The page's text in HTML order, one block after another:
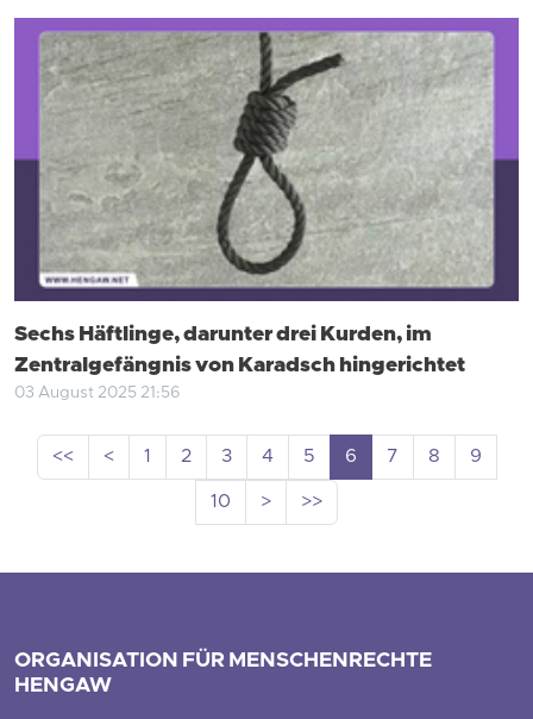
Sechs Häftlinge, darunter drei Kurden, im
Zentralgefängnis von Karadsch hingerichtet
03 August 2025 21:56
<< < 1 2 3 4 5 6 7 8
9
10
> >>
ORGANISATION FÜR MENSCHENRECHTE
HENGAW